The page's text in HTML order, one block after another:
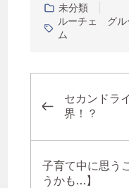
未分類
ルーチェ グル
ム
セカンドラ
界！？
子育て中に思う
うかも…】